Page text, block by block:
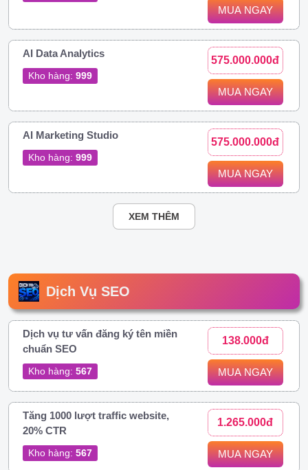
MUA NGAY
AI Data Analytics
Kho hàng: 999
575.000.000đ
MUA NGAY
AI Marketing Studio
Kho hàng: 999
575.000.000đ
MUA NGAY
XEM THÊM
Dịch Vụ SEO
Dịch vụ tư vấn đăng ký tên miền
chuẩn SEO
Kho hàng: 567
138.000đ
MUA NGAY
Tăng 1000 lượt traffic website,
20% CTR
Kho hàng: 567
1.265.000đ
MUA NGAY